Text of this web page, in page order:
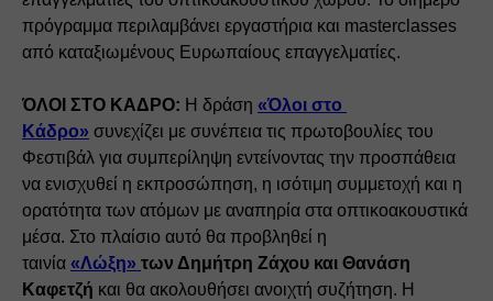
πρόγραμμα περιλαμβάνει εργαστήρια και masterclasses
από καταξιωμένους Ευρωπαίους επαγγελματίες.
ΌΛΟΙ ΣΤΟ ΚΑΔΡΟ: Η δράση «Όλοι στο
Κάδρο» συνεχίζει με συνέπεια τις πρωτοβουλίες του
Φεστιβάλ για συμπερίληψη εντείνοντας την προσπάθεια
να ενισχυθεί η εκπροσώπηση, η ισότιμη συμμετοχή και η
ορατότητα των ατόμων με αναπηρία στα οπτικοακουστικά
μέσα. Στο πλαίσιο αυτό θα προβληθεί η
ταινία «Λώξη» των Δημήτρη Ζάχου και Θανάση
Καφετζή και θα ακολουθήσει ανοιχτή συζήτηση. Η